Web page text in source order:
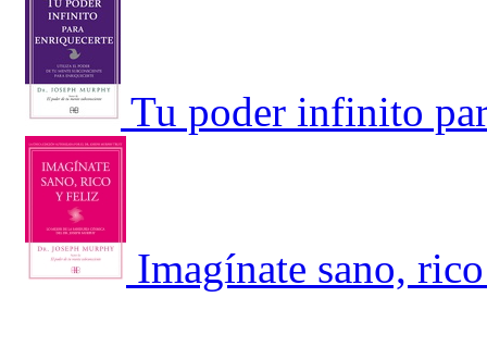
Tu poder infinito
Imagínate sano,